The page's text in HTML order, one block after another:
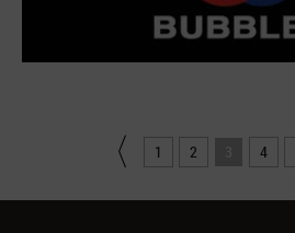
1 2 3 4